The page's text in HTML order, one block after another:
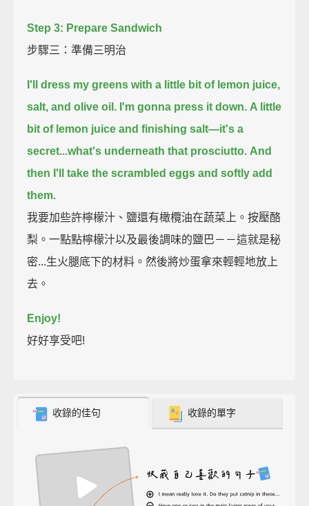
Step 3: Prepare Sandwich
步驟三：準備三明治
I'll dress my greens with a little bit of lemon juice,
salt, and olive oil. I'm gonna press it down. A little
bit of lemon juice and finishing salt—it's a
secret...what's underneath that prosciutto. And
then I'll take the scrambled eggs and softly add
them.
我要加些許檸檬汁、鹽還有橄欖油在蔬菜上。按壓酪
梨。一點點檸檬汁以及最後調味的鹽巴－－這就是秘
密...生火腿底下的材料。然後將炒蛋拿來輕輕地放上
去。
Enjoy!
好好享受吧!
收錄的佳句 收錄的單字